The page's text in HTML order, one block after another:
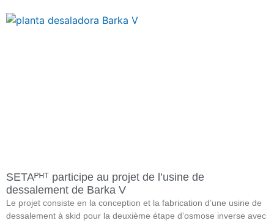
SETAᴾᴴᵀ participe au projet de l’usine de
dessalement de Barka V
Le projet consiste en la conception et la fabrication d’une usine de
dessalement à skid pour la deuxième étape d’osmose inverse avec